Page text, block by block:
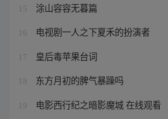
15 涂山容容无暮篇
16 电视剧一人之下夏禾的扮演者
17 皇后毒苹果台词
18 东方月初的脾气暴躁吗
19 电影西行纪之暗影魔城 在线观看